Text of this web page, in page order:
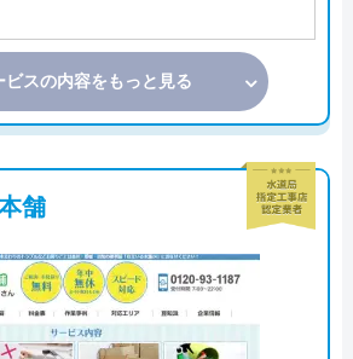
ビスの内容をもっと見る
舗